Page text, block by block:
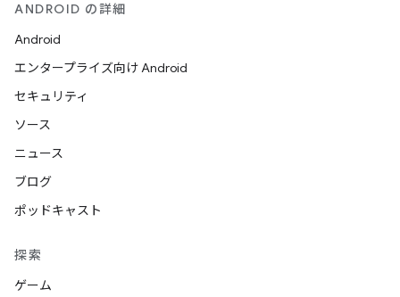
ANDROID の詳細
Android
エンタープライズ向け Android
セキュリティ
ソース
ニュース
ブログ
ポッドキャスト
探索
ゲーム